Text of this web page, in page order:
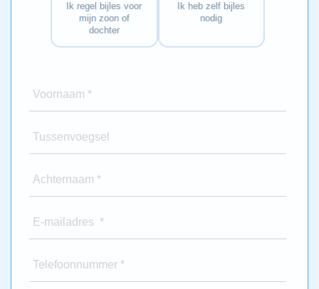
Ik regel bijles voor
mijn zoon of
dochter
Ik heb zelf bijles
nodig
Voornaam *
Tussenvoegsel
Achternaam *
E-mailadres *
Telefoonnummer *